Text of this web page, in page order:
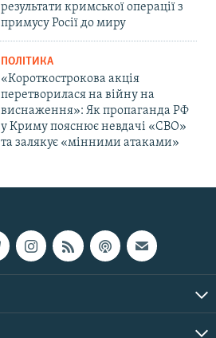
результати кримської операції з
примусу Росії до миру
ПОЛІТИКА
«Короткострокова акція
перетворилася на війну на
виснаження»: Як пропаганда РФ
у Криму пояснює невдачі «СВО»
та залякує «мінними атаками»